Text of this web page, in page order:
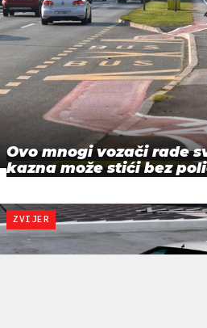
Ovo mnogi vozači rade
kazna može stići bez
ZVIJER